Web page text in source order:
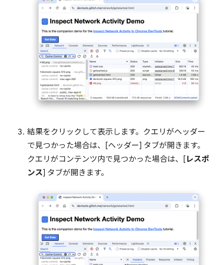
結果をクリックして表示します。クエリがヘッダー
で見つかった場合は、[ヘッダー] タブが開きます。
クエリがコンテンツ内で見つかった場合は、[ レスポ
ンス] タブが開きます。